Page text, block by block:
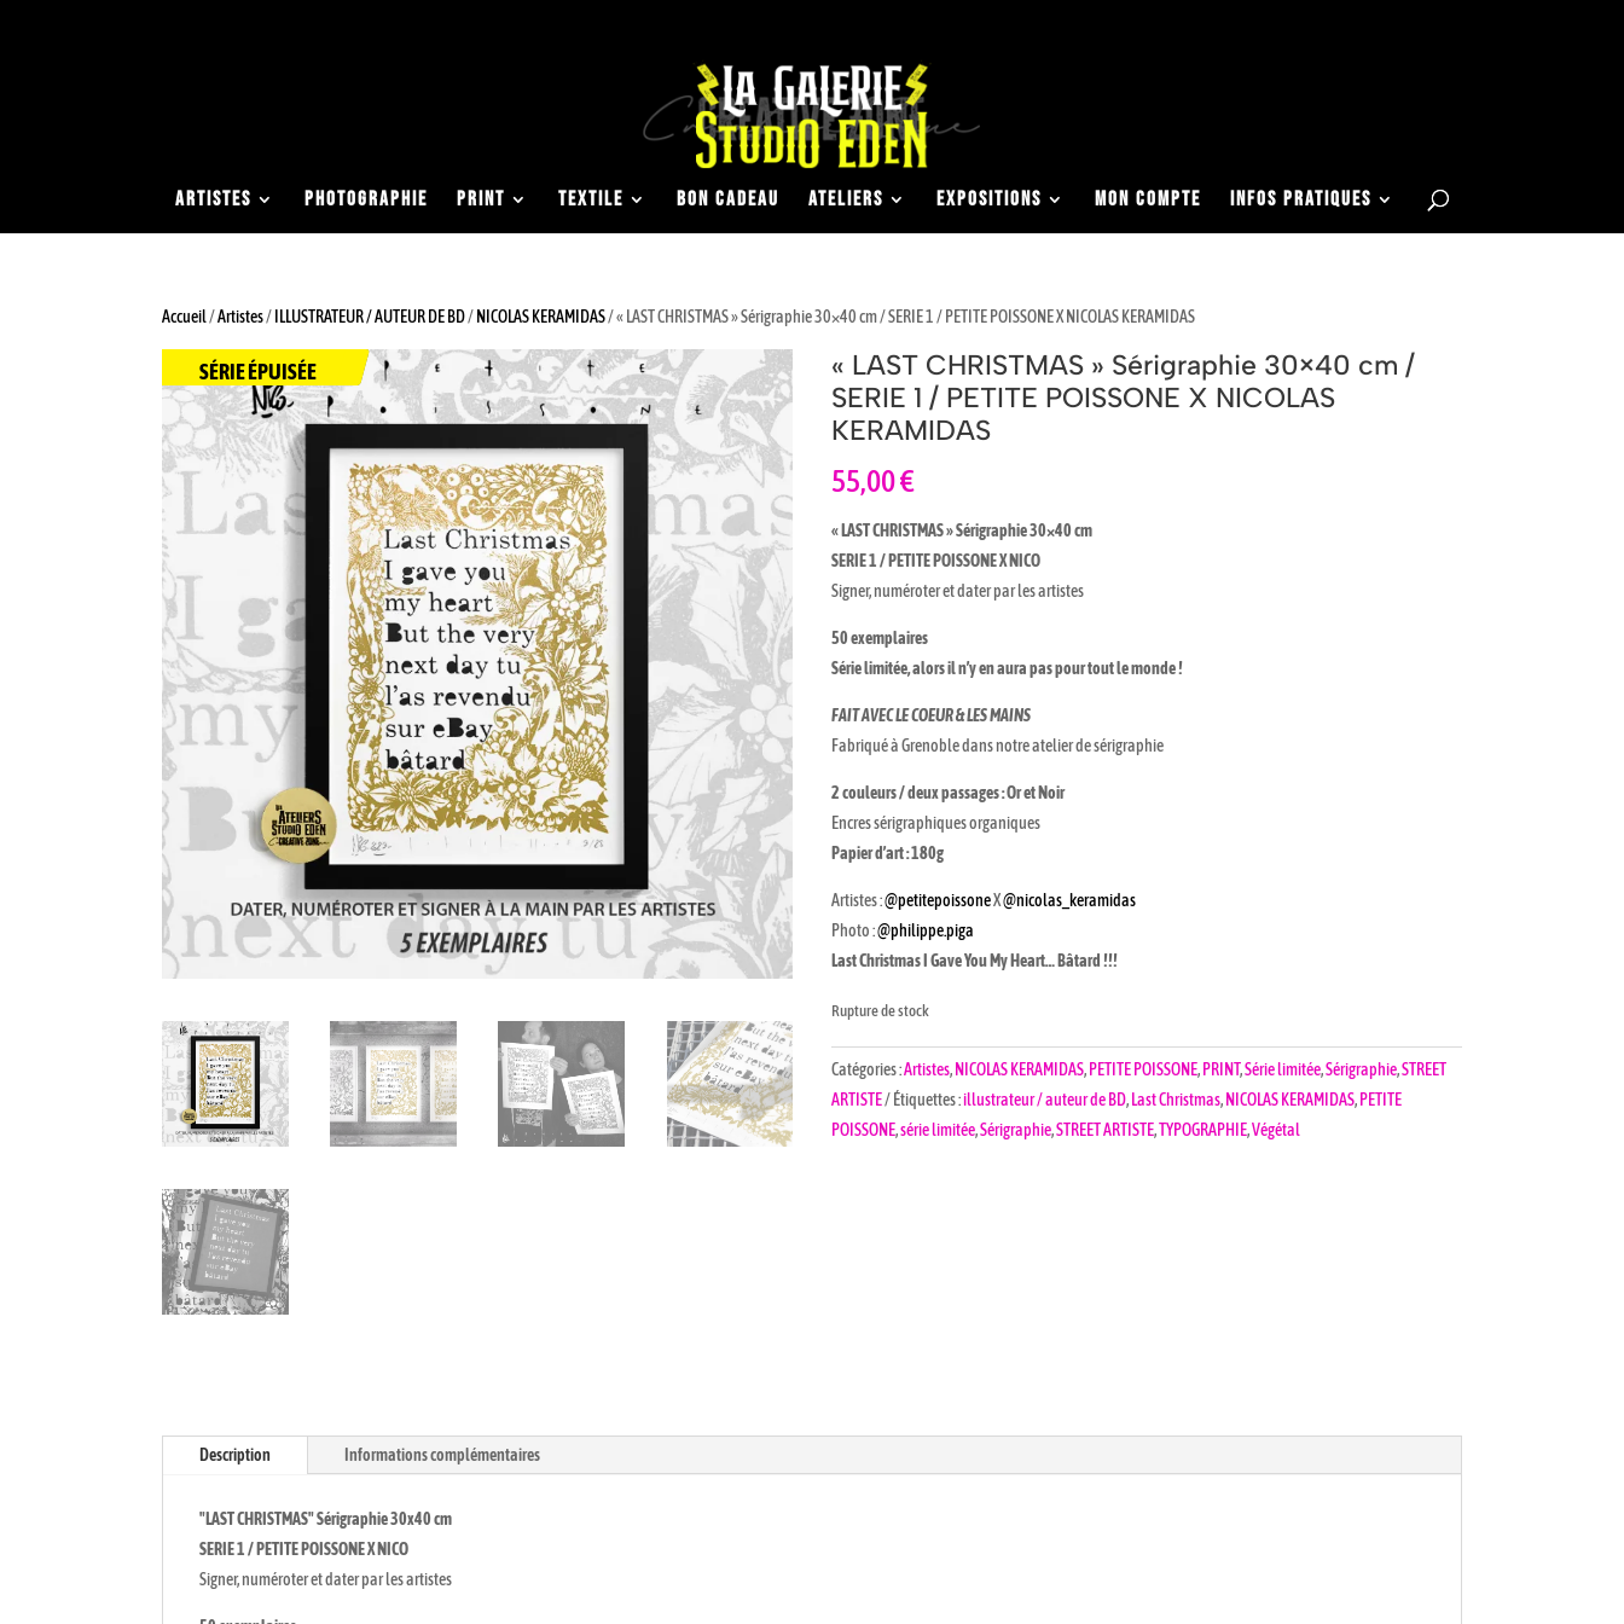
ARTISTES PHOTOGRAPHIE PRINT TEXTILE BON CADEAU ATELIERS EXPOSITIONS Mon COMPTE Infos Pratiques
Accueil/Artistes/ ILLUSTRATEUR / AUTEUR DE BD/ NICOLAS KERAMIDAS/ « LAST CHRISTMAS » Sérigraphie 30×40 cm / SERIE 1 / PETITE POISSONE X NICOLAS KERAMIDAS
SÉRIE ÉPUISÉE
« LAST CHRISTMAS » Sérigraphie 30×40 cm /
SERIE 1 / PETITE POISSONE X NICOLAS
KERAMIDAS
55,00€
« LAST CHRISTMAS » Sérigraphie 30×40 cm
SERIE 1 / PETITE POISSONE X NICO
Signer, numéroter et dater par les artistes
50 exemplaires
Série limitée, alors il n’y en aura pas pour tout le monde !
FAIT AVEC LE COEUR & LES MAINS
Fabriqué à Grenoble dans notre atelier de sérigraphie
2 couleurs / deux passages : Or et Noir
Encres sérigraphiques organiques
Papier d’art : 180g
Artistes :@petitepoissoneX@nicolas_keramidas
Photo :@philippe.piga
Last Christmas I Gave You My Heart… Bâtard !!!
Rupture de stock
Catégories :Artistes,NICOLAS KERAMIDAS,PETITE POISSONE,PRINT,Série limitée,Sérigraphie,STREET
ARTISTE
Étiquettes :illustrateur / auteur de BD,Last Christmas,NICOLAS KERAMIDAS,PETITE
POISSONE,série limitée,Sérigraphie,STREET ARTISTE,TYPOGRAPHIE,Végétal
Description Informations complémentaires
"LAST CHRISTMAS" Sérigraphie 30x40 cm
SERIE 1 / PETITE POISSONE X NICO
Signer, numéroter et dater par les artistes